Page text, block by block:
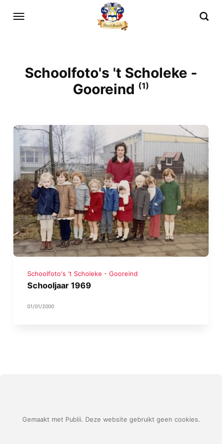
Schoolfoto's 't Scholeke -
Gooreind (1)
Schoolfoto's 't Scholeke - Gooreind
Schooljaar 1969
01/01/2000
Gemaakt met Publii. Deze website gebruikt geen cookies.